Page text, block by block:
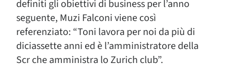
definiti gli obiettivi di business per l’anno
seguente, Muzi Falconi viene così
referenziato: “Toni lavora per noi da più di
diciassette anni ed è l’amministratore della
Scr che amministra lo Zurich club”.